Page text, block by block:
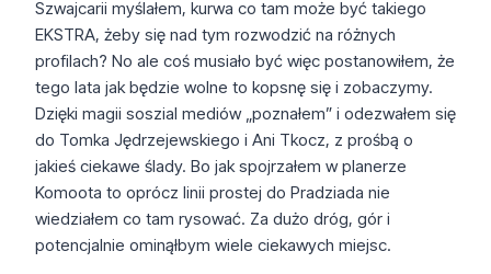
Szwajcarii myślałem, kurwa co tam może być takiego
EKSTRA, żeby się nad tym rozwodzić na różnych
profilach? No ale coś musiało być więc postanowiłem, że
tego lata jak będzie wolne to kopsnę się i zobaczymy.
Dzięki magii soszial mediów „poznałem” i odezwałem się
do Tomka Jędrzejewskiego i Ani Tkocz, z prośbą o
jakieś ciekawe ślady. Bo jak spojrzałem w planerze
Komoota to oprócz linii prostej do Pradziada nie
wiedziałem co tam rysować. Za dużo dróg, gór i
potencjalnie ominąłbym wiele ciekawych miejsc.